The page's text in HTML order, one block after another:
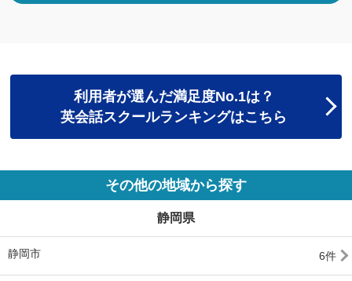
利用者が選んだ満足度No.1は？
英会話スクールランキングはこちら
その他の地域から探す
静岡県
静岡市 6件